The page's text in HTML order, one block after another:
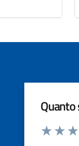
Quanto
Valuta da 1